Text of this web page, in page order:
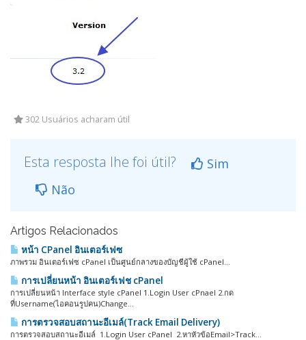
302 Usuários acharam útil
Esta resposta lhe foi útil?
Sim
Não
Artigos Relacionados
หน้า CPanel อินเตอร์เฟซ
ภาพรวม อินเตอร์เฟซ cPanel เป็นศูนย์กลางของบัญชีผู้ใช้ cPanel...
การเปลี่ยนหน้า อินเตอร์เฟช cPanel
การเปลี่ยนหน้า Interface style cPanel 1.Login User cPnael 2.กด
ที่Username(ไอคอนรูปคน)Change...
การตรวจสอบสถานะอีเมล์(Track Email Delivery)
การตรวจสอบสถานะอีเมล์ 1.Login User cPanel 2.หาหัวข้อEmail>Track...